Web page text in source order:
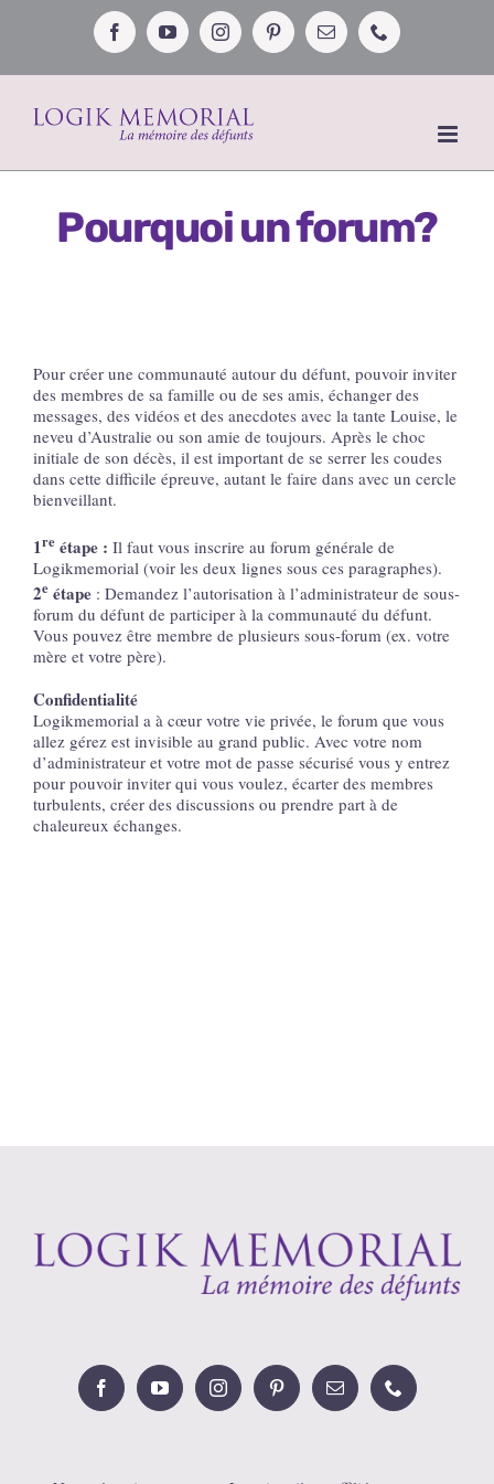
FacebookYouTubeInstagramPinterestEmail Téléphone
Pourquoi un forum?
Pour créer une communauté autour du défunt, pouvoir inviter
des membres de sa famille ou de ses amis, échanger des
messages, des vidéos et des anecdotes avec la tante Louise, le
neveu d’Australie ou son amie de toujours. Après le choc
initiale de son décès, il est important de se serrer les coudes
dans cette difficile épreuve, autant le faire dans avec un cercle
bienveillant.
1reétape : Il faut vous inscrire au forum générale de
Logikmemorial (voir les deux lignes sous ces paragraphes).
2eétape: Demandez l’autorisation à l’administrateur de sous-
forum du défunt de participer à la communauté du défunt.
Vous pouvez être membre de plusieurs sous-forum (ex. votre
mère et votre père).
Confidentialité
Logikmemorial a à cœur votre vie privée, le forum que vous
allez gérez est invisible au grand public. Avec votre nom
d’administrateur et votre mot de passe sécurisé vous y entrez
pour pouvoir inviter qui vous voulez, écarter des membres
turbulents, créer des discussions ou prendre part à de
chaleureux échanges.